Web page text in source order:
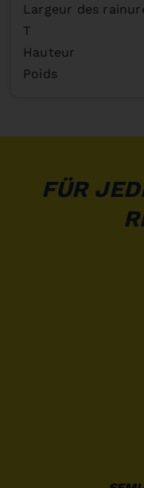
Largeur des
T
Hauteur
Poids
FÜR